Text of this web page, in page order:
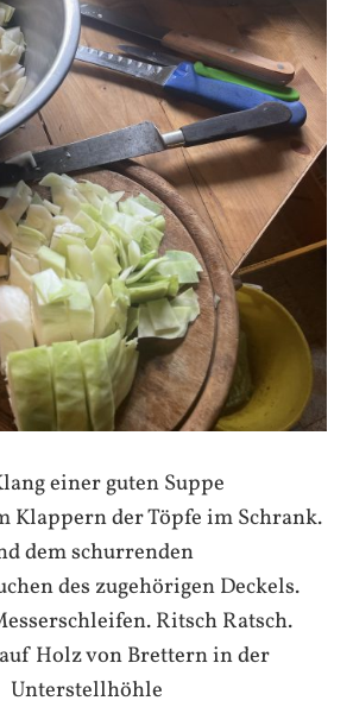
einer guten Suppe
Klappern der Töpfe im Schrank.
dem schurrenden
des zugehörigen Deckels.
Ritsch Ratsch.
Holz von Brettern in der
Unterstellhöhle